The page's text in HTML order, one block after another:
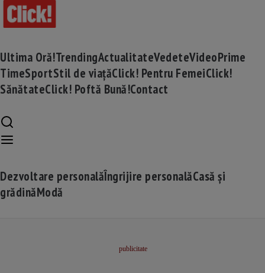
Ultima Oră!TrendingActualitateVedeteVideoPrime
TimeSportStil de viațăClick! Pentru FemeiClick!
SănătateClick! Poftă Bună!Contact
Dezvoltare personalăÎngrijire personalăCasă și
grădinăModă